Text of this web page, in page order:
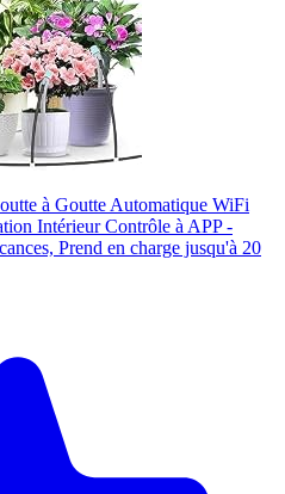
à Goutte Automatique WiFi
Intérieur Contrôle à APP -
Prend en charge jusqu'à 20